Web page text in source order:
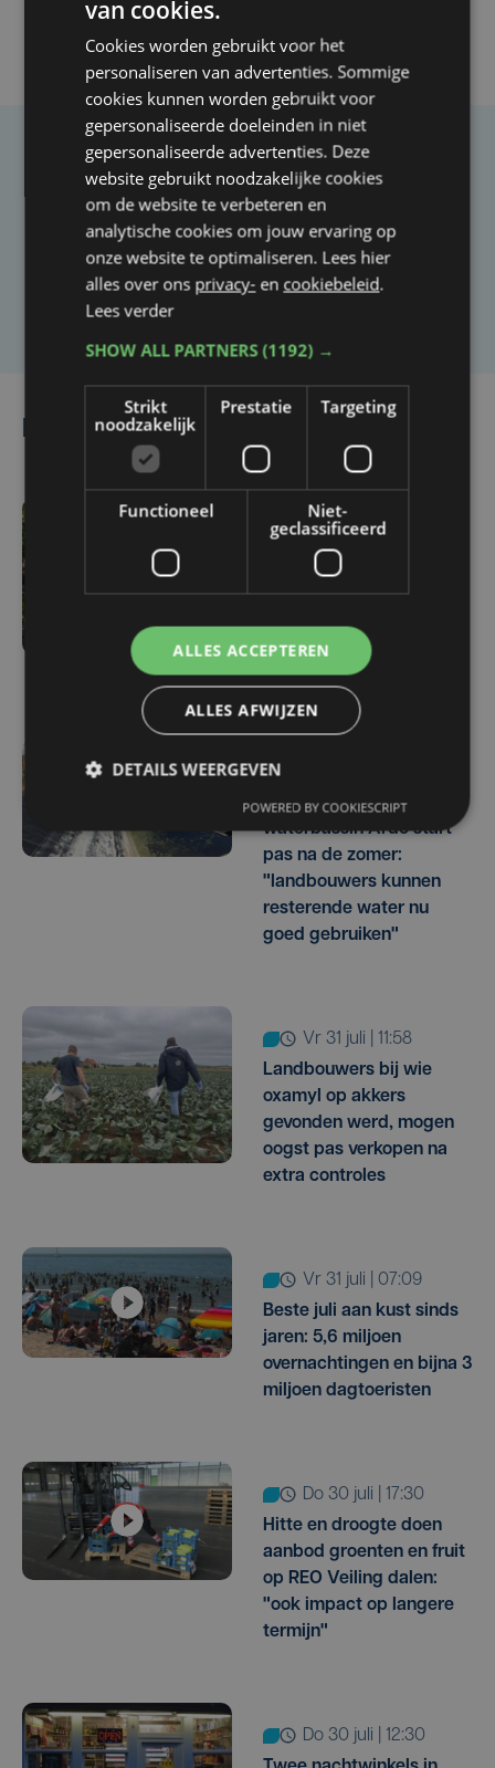
Taalfout opgemerkt?
Heb je een taal- of schrijffout opgemerkt in dit
artikel?
Laat het ons weten
Lees ook
ma 3 augustus | 17:15
Droogte treft
verliezen we tot de helft
van de opbrengst"
Herstel lek in
waterbassin Ardo start
pas na de zomer:
"landbouwers kunnen
resterende water nu
goed gebruiken"
vr 31 juli | 11:58
Landbouwers bij wie
oxamyl op akkers
gevonden werd, mogen
oogst pas verkopen na
extra controles
vr 31 juli | 07:09
Beste juli aan kust sinds
jaren: 5,6 miljoen
overnachtingen en bijna 3
miljoen dagtoeristen
do 30 juli | 17:30
Hitte en droogte doen
aanbod groenten en fruit
op REO Veiling dalen:
"ook impact op langere
termijn"
do 30 juli | 12:30
van cookies.
Cookies worden gebruikt voor het
personaliseren van advertenties. Sommige
cookies kunnen worden gebruikt voor
gepersonaliseerde doeleinden in niet
gepersonaliseerde advertenties. Deze
website gebruikt noodzakelijke cookies
om de website te verbeteren en
analytische cookies om jouw ervaring op
onze website te optimaliseren. Lees hier
alles over ons privacy- en cookiebeleid.
Lees verder
SHOW ALL PARTNERS(1192) →
Strikt
noodzakelijk
Prestatie Targeting
Functioneel
Niet-
geclassificeerd
ALLES ACCEPTEREN
ALLES AFWIJZEN
DETAILS WEERGEVEN
POWERED BY COOKIESCRIPT